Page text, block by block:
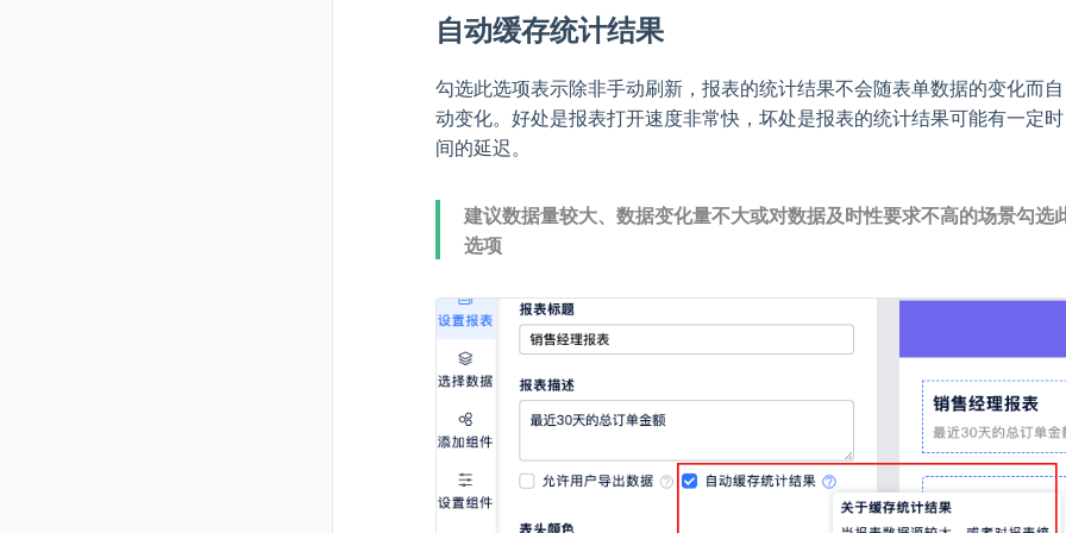
自动缓存统计结果
勾选此选项表示除非手动刷新，报表的统计结果不会随表单数据的变化而自
动变化。好处是报表打开速度非常快，坏处是报表的统计结果可能有一定时
间的延迟。
建议数据量较大、数据变化量不大或对数据及时性要求不高的场景勾选
选项